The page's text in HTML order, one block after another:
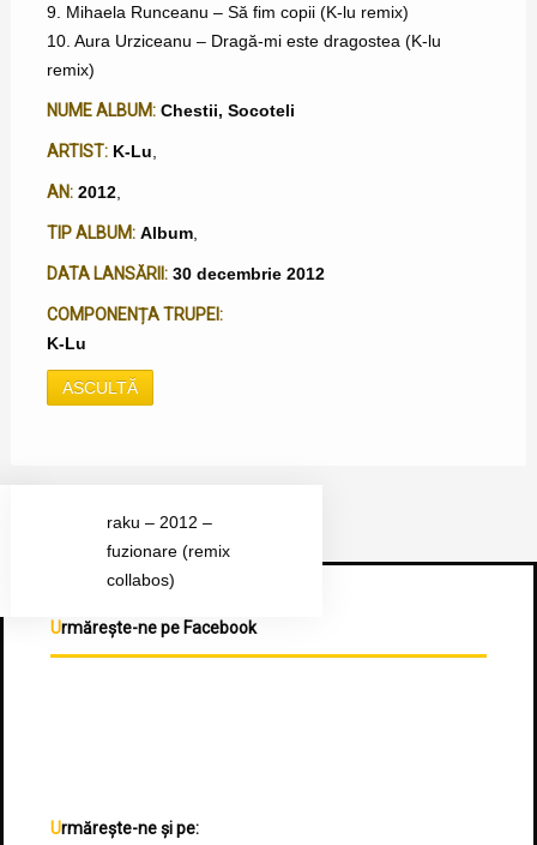
9. Mihaela Runceanu – Să fim copii (K-lu remix)
10. Aura Urziceanu – Dragă-mi este dragostea (K-lu
remix)
NUME ALBUM: Chestii, Socoteli
ARTIST: K-Lu
AN: 2012,
TIP ALBUM: Album,
DATA LANSĂRII: 30 decembrie 2012
COMPONENȚA TRUPEI:
K-Lu
ASCULTĂ
raku – 2012 –
fuzionare (remix
collabos)
Urmărește-ne pe Facebook
Urmărește-ne și pe: